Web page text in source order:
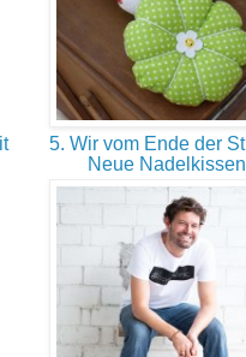
5. Wir vom Ende der
Neue